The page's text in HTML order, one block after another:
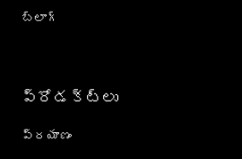
బ్లాగ్
ప్రోడక్ట్؜లు
ప్రయాణం